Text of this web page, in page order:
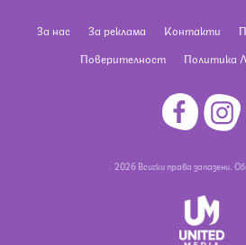
За нас За реклама Контакти
Поверителност
Политика
2026 Всички права запазени.